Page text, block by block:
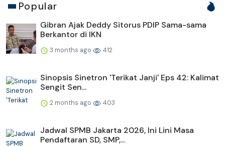
Popular
Gibran Ajak Deddy Sitorus PDIP Sama-sama
Berkantor di IKN
3 months ago 412
Sinopsis Sinetron 'Terikat Janji' Eps 42: Kalimat
Sengit Sen...
2 months ago 403
Jadwal SPMB Jakarta 2026, Ini Lini Masa
Pendaftaran SD, SMP,...